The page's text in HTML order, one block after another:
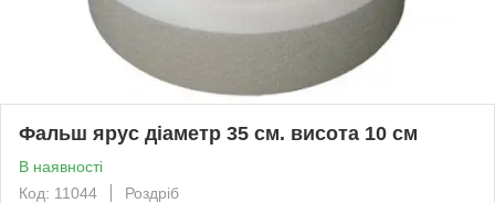
Фальш ярус діаметр 35 см. висота 10 см
В наявності
Код: 11044
Роздріб